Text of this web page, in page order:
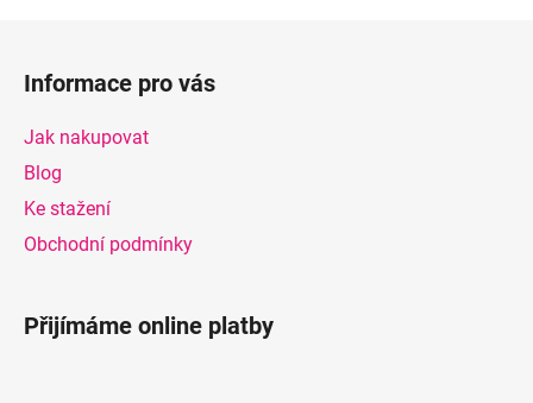
Informace pro vás
Jak nakupovat
Blog
Ke stažení
Obchodní podmínky
Přijímáme online platby